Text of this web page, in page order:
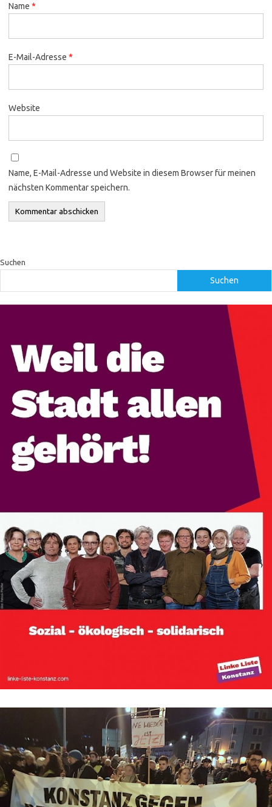
Name *
E-Mail-Adresse *
Website
Name, E-Mail-Adresse und Website in diesem Browser für meinen
nächsten Kommentar speichern.
Suchen
Suchen